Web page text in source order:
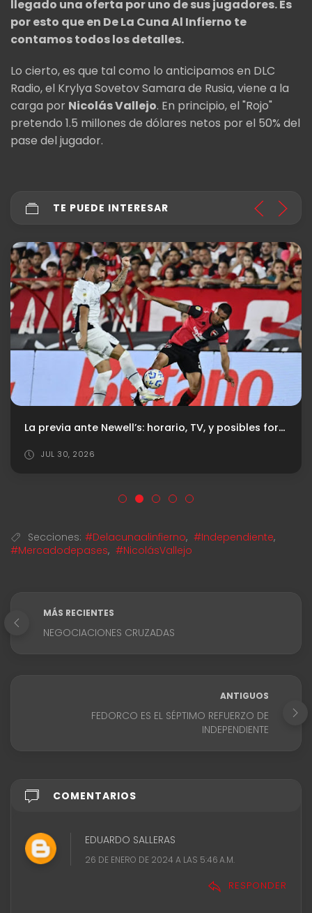
llegado una oferta por uno de sus jugadores. Es
por esto que en De La Cuna Al Infierno te
contamos todos los detalles.
Lo cierto, es que tal como lo anticipamos en DLC
Radio, el Krylya Sovetov Samara de Rusia, viene a la
carga por Nicolás Vallejo. En principio, el "Rojo"
pretendo 1.5 millones de dólares netos por el 50% del
pase del jugador.
TE PUEDE INTERESAR
La previa ante Newell’s: horario, TV, y posibles formaciones
JUL 30, 2026
Secciones: #Delacunaalinfierno, #Independiente,
#Mercadodepases, #NicolásVallejo
MÁS RECIENTES
NEGOCIACIONES CRUZADAS
ANTIGUOS
FEDORCO ES EL SÉPTIMO REFUERZO DE
INDEPENDIENTE
COMENTARIOS
EDUARDO SALLERAS
26 DE ENERO DE 2024 A LAS 5:46 A.M.
RESPONDER